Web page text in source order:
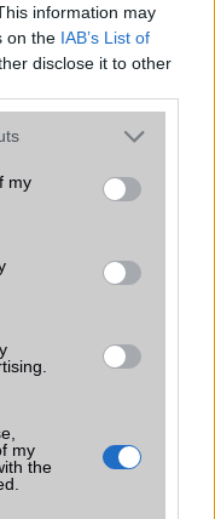
information may
on the IAB’s List of
disclose it to other
one or more Google
You may click to
third-party tags to
in below Google
my
my
the
adat!